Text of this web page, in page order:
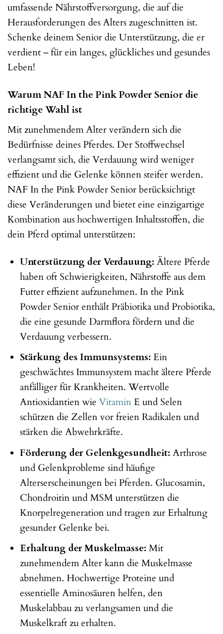
umfassende Nährstoffversorgung, die auf die
Herausforderungen des Alters zugeschnitten ist.
Schenke deinem Senior die Unterstützung, die er
verdient – für ein langes, glückliches und gesundes
Leben!
Warum NAF In the Pink Powder Senior die
richtige Wahl ist
Mit zunehmendem Alter verändern sich die
Bedürfnisse deines Pferdes. Der Stoffwechsel
verlangsamt sich, die Verdauung wird weniger
effizient und die Gelenke können steifer werden.
NAF In the Pink Powder Senior berücksichtigt
diese Veränderungen und bietet eine einzigartige
Kombination aus hochwertigen Inhaltsstoffen, die
dein Pferd optimal unterstützen:
Unterstützung der Verdauung: Ältere Pferde
haben oft Schwierigkeiten, Nährstoffe aus dem
Futter effizient aufzunehmen. In the Pink
Powder Senior enthält Präbiotika und Probiotika,
die eine gesunde Darmflora fördern und die
Verdauung verbessern.
Stärkung des Immunsystems: Ein
geschwächtes Immunsystem macht ältere Pferde
anfälliger für Krankheiten. Wertvolle
Antioxidantien wie VitaminE und Selen
schützen die Zellen vor freien Radikalen und
stärken die Abwehrkräfte.
Förderung der Gelenkgesundheit: Arthrose
und Gelenkprobleme sind häufige
Alterserscheinungen bei Pferden. Glucosamin,
Chondroitin und MSM unterstützen die
Knorpelregeneration und tragen zur Erhaltung
gesunder Gelenke bei.
Erhaltung der Muskelmasse: Mit
zunehmendem Alter kann die Muskelmasse
abnehmen. Hochwertige Proteine und
essentielle Aminosäuren helfen, den
Muskelabbau zu verlangsamen und die
Muskelkraft zu erhalten.